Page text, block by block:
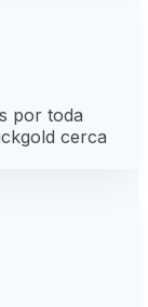
por toda
cerca